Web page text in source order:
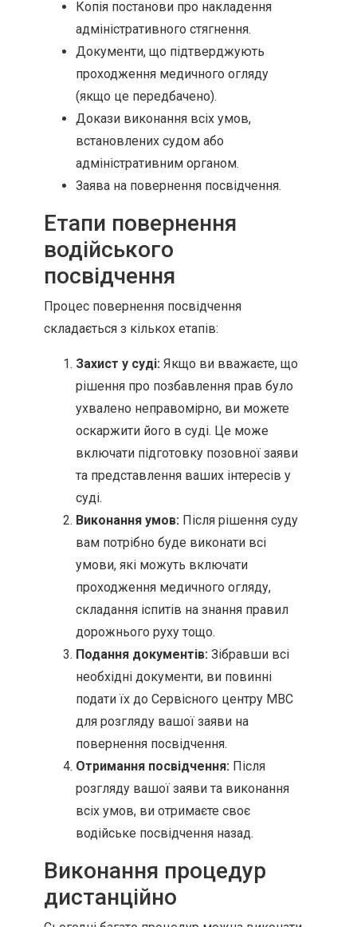
Копія постанови про накладення
адміністративного стягнення.
Документи, що підтверджують
проходження медичного огляду
(якщо це передбачено).
Докази виконання всіх умов,
встановлених судом або
адміністративним органом.
Заява на повернення посвідчення.
Етапи повернення
водійського
посвідчення
Процес повернення посвідчення
складається з кількох етапів:
Захист у суді: Якщо ви вважаєте, що
рішення про позбавлення прав було
ухвалено неправомірно, ви можете
оскаржити його в суді. Це може
включати підготовку позовної заяви
та представлення ваших інтересів у
суді.
Виконання умов: Після рішення суду
вам потрібно буде виконати всі
умови, які можуть включати
проходження медичного огляду,
складання іспитів на знання правил
дорожнього руху тощо.
Подання документів: Зібравши всі
необхідні документи, ви повинні
подати їх до Сервісного центру МВС
для розгляду вашої заяви на
повернення посвідчення.
Отримання посвідчення: Після
розгляду вашої заяви та виконання
всіх умов, ви отримаєте своє
водійське посвідчення назад.
Виконання процедур
дистанційно